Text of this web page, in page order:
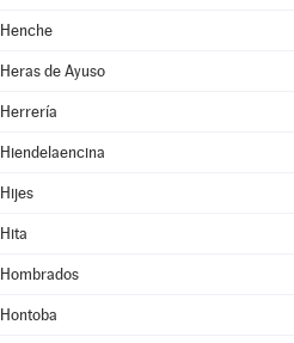
Henche
Heras de Ayuso
Herrería
Hiendelaencina
Hijes
Hita
Hombrados
Hontoba